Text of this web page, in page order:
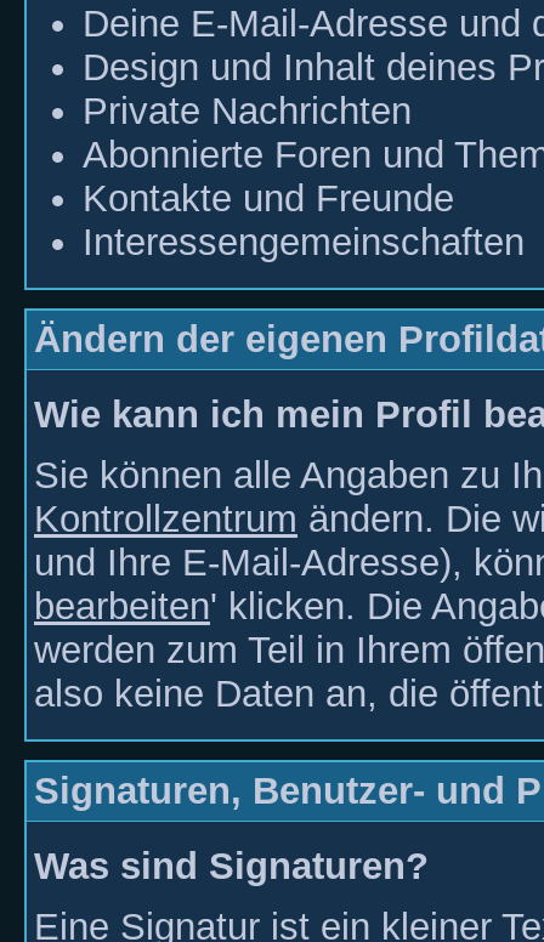
Deine E-Mail-Adresse und
Design und Inhalt deines
Private Nachrichten
Abonnierte Foren und
Kontakte und Freunde
Interessengemeinschaften
Ändern der eigenen
Wie kann ich mein Profil
Sie können alle Angaben zu
Kontrollzentrum ändern. Die
und Ihre E-Mail-Adresse),
bearbeiten' klicken. Die
werden zum Teil in Ihrem
also keine Daten an, die
Signaturen, Benutzer- und
Was sind Signaturen?
Eine Signatur ist ein kleiner